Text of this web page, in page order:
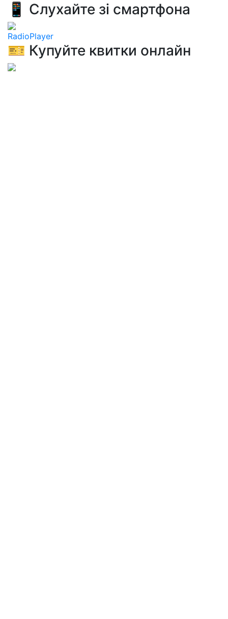
📱 Слухайте зі смартфона
RadioPlayer
🎫 Купуйте квитки онлайн